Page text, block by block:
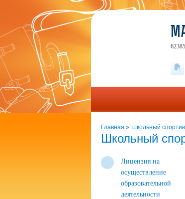
Главная » Школьный
Школьный
Лицензия на
осуществление
образовательной
деятельности